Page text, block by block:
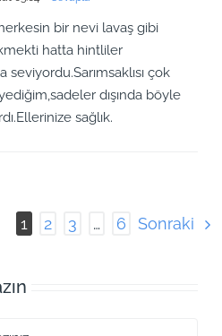
bir nevi lavaş gibi
hatta hintliler
seviyordu.Sarımsaklısı çok
dışında böyle
sağlık.
1 2 3 … 6 Sonraki